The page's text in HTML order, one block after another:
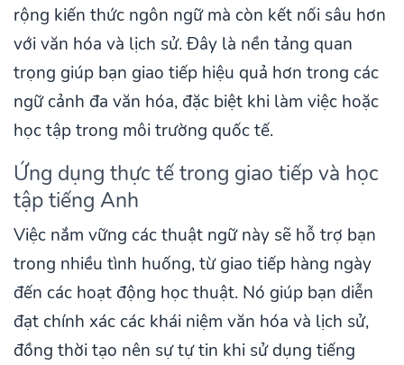
rộng kiến thức ngôn ngữ mà còn kết nối sâu hơn
với văn hóa và lịch sử. Đây là nền tảng quan
trọng giúp bạn giao tiếp hiệu quả hơn trong các
ngữ cảnh đa văn hóa, đặc biệt khi làm việc hoặc
học tập trong môi trường quốc tế.
Ứng dụng thực tế trong giao tiếp và học
tập tiếng Anh
Việc nắm vững các thuật ngữ này sẽ hỗ trợ bạn
trong nhiều tình huống, từ giao tiếp hàng ngày
đến các hoạt động học thuật. Nó giúp bạn diễn
đạt chính xác các khái niệm văn hóa và lịch sử,
đồng thời tạo nên sự tự tin khi sử dụng tiếng